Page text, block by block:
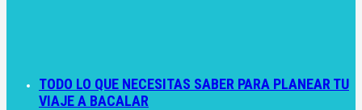
TODO LO QUE NECESITAS SABER PARA PLANEAR TU
VIAJE A BACALAR